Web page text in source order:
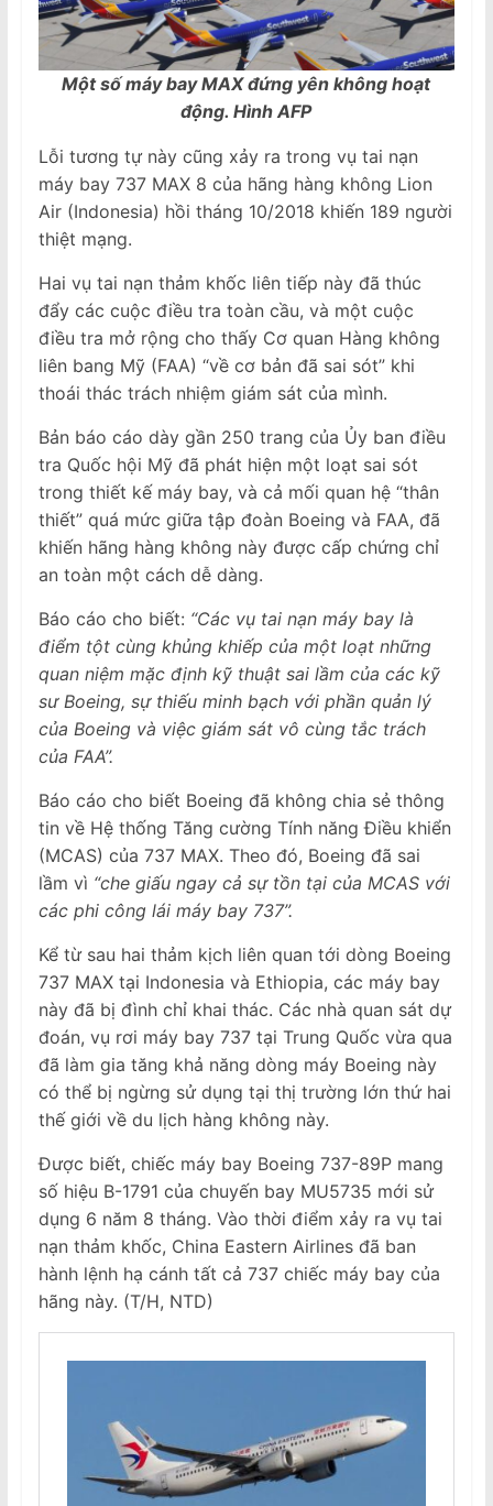
Một số máy bay MAX đứng yên không hoạt
động. Hình AFP
Lỗi tương tự này cũng xảy ra trong vụ tai nạn
máy bay 737 MAX 8 của hãng hàng không Lion
Air (Indonesia) hồi tháng 10/2018 khiến 189 người
thiệt mạng.
Hai vụ tai nạn thảm khốc liên tiếp này đã thúc
đẩy các cuộc điều tra toàn cầu, và một cuộc
điều tra mở rộng cho thấy Cơ quan Hàng không
liên bang Mỹ (FAA) “về cơ bản đã sai sót” khi
thoái thác trách nhiệm giám sát của mình.
Bản báo cáo dày gần 250 trang của Ủy ban điều
tra Quốc hội Mỹ đã phát hiện một loạt sai sót
trong thiết kế máy bay, và cả mối quan hệ “thân
thiết” quá mức giữa tập đoàn Boeing và FAA, đã
khiến hãng hàng không này được cấp chứng chỉ
an toàn một cách dễ dàng.
Báo cáo cho biết: “Các vụ tai nạn máy bay là
điểm tột cùng khủng khiếp của một loạt những
quan niệm mặc định kỹ thuật sai lầm của các kỹ
sư Boeing, sự thiếu minh bạch với phần quản lý
của Boeing và việc giám sát vô cùng tắc trách
của FAA”.
Báo cáo cho biết Boeing đã không chia sẻ thông
tin về Hệ thống Tăng cường Tính năng Điều khiển
(MCAS) của 737 MAX. Theo đó, Boeing đã sai
lầm vì “che giấu ngay cả sự tồn tại của MCAS với
các phi công lái máy bay 737”.
Kể từ sau hai thảm kịch liên quan tới dòng Boeing
737 MAX tại Indonesia và Ethiopia, các máy bay
này đã bị đình chỉ khai thác. Các nhà quan sát dự
đoán, vụ rơi máy bay 737 tại Trung Quốc vừa qua
đã làm gia tăng khả năng dòng máy Boeing này
có thể bị ngừng sử dụng tại thị trường lớn thứ hai
thế giới về du lịch hàng không này.
Được biết, chiếc máy bay Boeing 737-89P mang
số hiệu B-1791 của chuyến bay MU5735 mới sử
dụng 6 năm 8 tháng. Vào thời điểm xảy ra vụ tai
nạn thảm khốc, China Eastern Airlines đã ban
hành lệnh hạ cánh tất cả 737 chiếc máy bay của
hãng này. (T/H, NTD)